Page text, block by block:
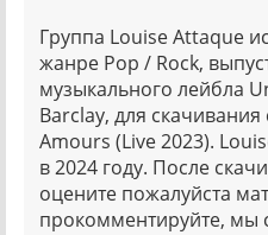
Группа Louise Attaque
жанре Pop / Rock,
музыкального лейбла
Barclay, для
Amours (Live 2023).
в 2024 году. После
оцените пожалуйста
прокомментируйте, мы